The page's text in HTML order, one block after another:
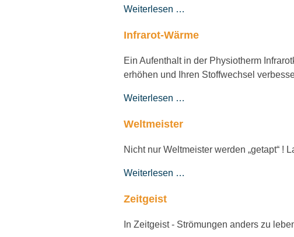
Weiterlesen …
Infrarot-Wärme
Ein Aufenthalt in der Physiotherm
erhöhen und Ihren Stoffwechsel
Weiterlesen …
Weltmeister
Nicht nur Weltmeister werden „getapt“ !
Weiterlesen …
Zeitgeist
In Zeitgeist - Strömungen anders zu